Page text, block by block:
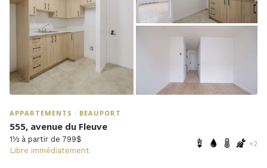
APPARTEMENTS · BEAUPORT
555, avenue du Fleuve
1½ à partir de 799$
Libre immédiatement
+2